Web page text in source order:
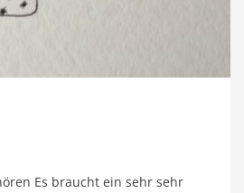
Es braucht ein sehr sehr